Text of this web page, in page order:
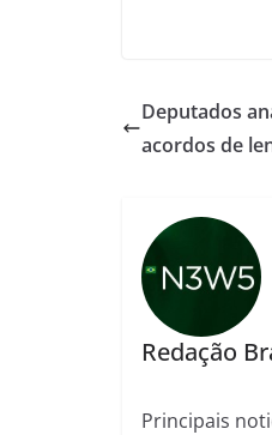
Deputados
acordos de
Redação
Principais